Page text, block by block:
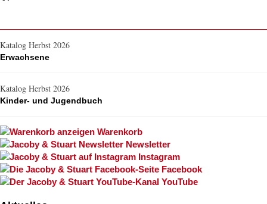
Katalog Herbst 2026
Erwachsene
Katalog Herbst 2026
Kinder- und Jugendbuch
Warenkorb
Newsletter
Instagram
Facebook
YouTube